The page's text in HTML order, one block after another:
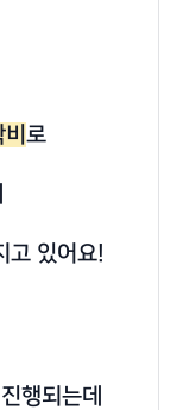
로
고 있어요!
행되는데